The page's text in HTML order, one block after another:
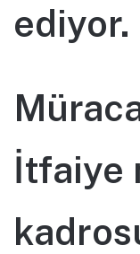
ediyor.
İtfaiye